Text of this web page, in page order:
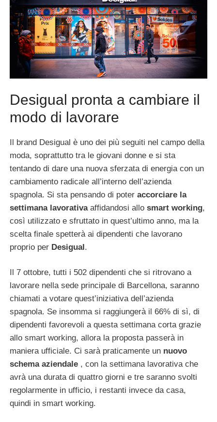
Desigual pronta a cambiare il
modo di lavorare
Il brand Desigual è uno dei più seguiti nel campo della
moda, soprattutto tra le giovani donne e si sta
tentando di dare una nuova sferzata di energia con un
cambiamento radicale all’interno dell’azienda
spagnola. Si sta pensando di poter accorciare la
settimana lavorativaaffidandosi allo smart working,
così utilizzato e sfruttato in quest’ultimo anno, ma la
scelta finale spetterà ai dipendenti che lavorano
proprio per Desigual.
Il 7 ottobre, tutti i 502 dipendenti che si ritrovano a
lavorare nella sede principale di Barcellona, saranno
chiamati a votare quest’iniziativa dell’azienda
spagnola. Se insomma si raggiungerà il 66% di sì, di
dipendenti favorevoli a questa settimana corta grazie
allo smart working, allora la proposta passerà in
maniera ufficiale. Ci sarà praticamente un nuovo
schema aziendale , con la settimana lavorativa che
avrà una durata di quattro giorni e tre saranno svolti
regolarmente in ufficio, i restanti invece da casa,
quindi in smart working.